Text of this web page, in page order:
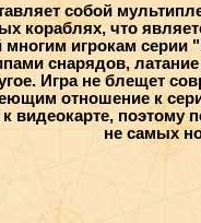
собой
кораблях, что
игрокам серии
снарядов,
Игра не блещет
отношение к
видеокарте, поэтому
не самых